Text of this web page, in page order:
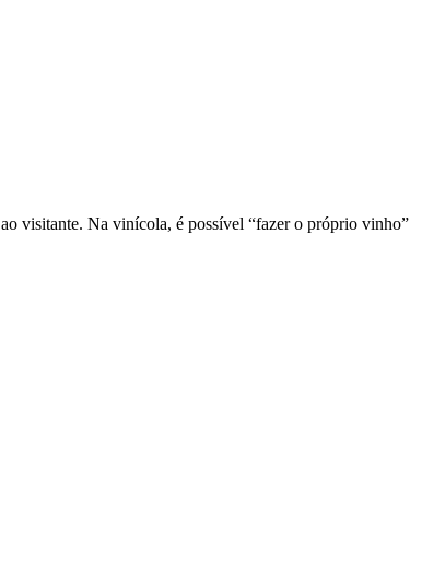
visitante. Na vinícola, é possível “fazer o próprio vinho”